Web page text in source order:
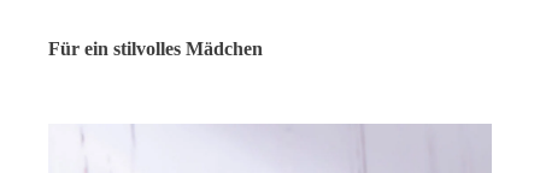
Für ein stilvolles Mädchen